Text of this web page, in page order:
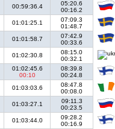
00:59:36.4
05:20.6
00:16.2
01:01:25.1
07:09.3
01:48.7
01:01:58.7
07:42.9
00:33.6
01:02:30.8
08:15.0
00:32.1
01:02:45.6
00:10
08:39.8
00:24.8
01:03:03.6
08:47.8
00:08.0
01:03:27.1
09:11.3
00:23.5
01:03:44.0
09:28.2
00:16.9